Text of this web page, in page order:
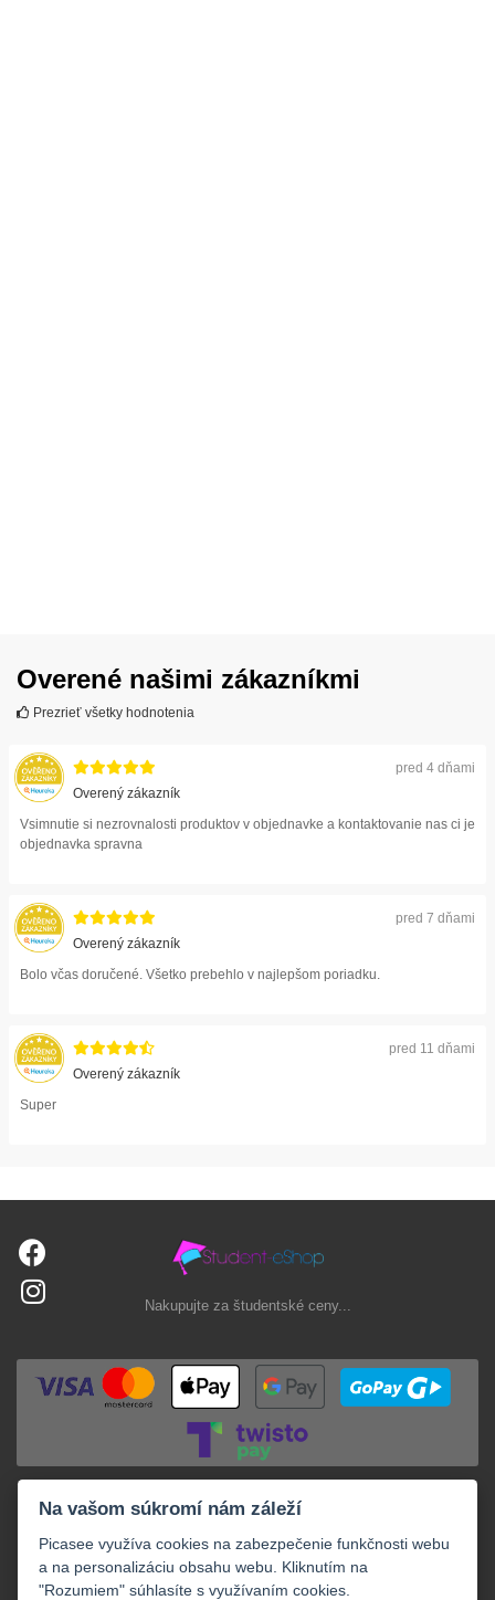
Overené našimi zákazníkmi
Prezrieť všetky hodnotenia
pred 4 dňami
Overený zákazník
Vsimnutie si nezrovnalosti produktov v objednavke a kontaktovanie nas ci je
objednavka spravna
pred 7 dňami
Overený zákazník
Bolo včas doručené. Všetko prebehlo v najlepšom poriadku.
pred 11 dňami
Overený zákazník
Super
Nakupujte za študentské ceny...
Na vašom súkromí nám záleží
Picasee využíva cookies na zabezpečenie funkčnosti webu
a na personalizáciu obsahu webu. Kliknutím na
"Rozumiem" súhlasíte s využívaním cookies.